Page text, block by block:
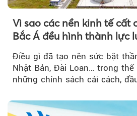
Vì sao các nền kinh tế cất
Bắc Á đều hình thành lực
nghiệp Quốc gia?
Điều gì đã tạo nên sức bật
Nhật Bản, Đài Loan… trong thế
những chính sách cải cách,